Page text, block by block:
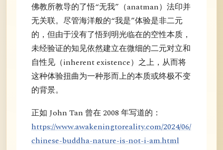
佛教所教导的了悟“无我”（anatman）法印并
无关联。尽管海洋般的“我是”体验是非二元
的，但由于没有了悟到明光临在的空性本质，
未经验证的知见依然建立在微细的二元对立和
自性见（inherent existence）之上，从而将
这种体验扭曲为一种形而上的本质或终极不变
的背景。
正如 John Tan 曾在 2008 年写道的：
https://www.awakeningtoreality.com/2024/06/
chinese-buddha-nature-is-not-i-am.html